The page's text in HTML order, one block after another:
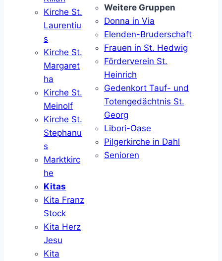
Kirche St.
Laurentiu
s
Kirche St.
Margaret
ha
Kirche St.
Meinolf
Kirche St.
Stephanu
s
Marktkirc
he
Kitas
Kita Franz
Stock
Kita Herz
Jesu
Kita
Weitere Gruppen
Donna in Via
Elenden-Bruderschaft
Frauen in St. Hedwig
Förderverein St.
Heinrich
Gedenkort Tauf- und
Totengedächtnis St.
Georg
Libori-Oase
Pilgerkirche in Dahl
Senioren